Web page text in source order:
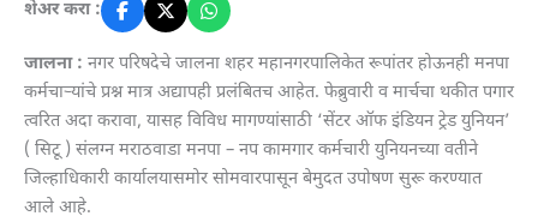
शेअर करा :
जालना : नगर परिषदेचे जालना शहर महानगरपालिकेत रूपांतर होऊनही मनपा
कर्मचाऱ्यांचे प्रश्न मात्र अद्यापही प्रलंबितच आहेत. फेब्रुवारी व मार्चचा थकीत पगार
त्वरित अदा करावा, यासह विविध मागण्यांसाठी ‘सेंटर ऑफ इंडियन ट्रेड युनियन’
( सिटू ) संलग्न मराठवाडा मनपा – नप कामगार कर्मचारी युनियनच्या वतीने
जिल्हाधिकारी कार्यालयासमोर सोमवारपासून बेमुदत उपोषण सुरू करण्यात
आले आहे.